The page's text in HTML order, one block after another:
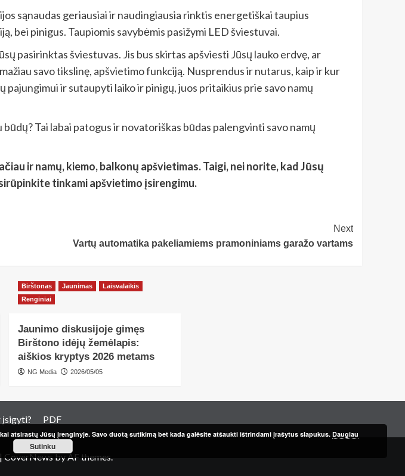
sąnaudas geriausiai ir naudingiausia rinktis energetiškai taupius
bei pinigus. Taupiomis savybėmis pasižymi LED šviestuvai.
pasirinktas šviestuvas. Jis bus skirtas apšviesti Jūsų lauko erdvę, ar
savo tikslinę, apšvietimo funkciją. Nusprendus ir nutarus, kaip ir kur
ir sutaupyti laiko ir pinigų, juos pritaikius prie savo namų
Tai labai patogus ir novatoriškas būdas palengvinti savo namų
ir namų, kiemo, balkonų apšvietimas. Taigi, nei norite, kad Jūsų
tinkami apšvietimo įsirengimu.
Next
Vartų automatika pakeliamiems pramoniniams garažo vartams
Birštonas Jaunimas
Laisvalaikis
Renginiai
Jaunimo diskusijoje gimęs
Birštono idėjų žemėlapis:
aiškios kryptys 2026 metams
NG Media 2026/05/05
įsigyti? PDF
| CoverNewsby AF themes.
atsirastų Jūsų įrenginyje. Savo duotą sutikimą bet kada galėsite atšaukti ištrindami įrašytus slapukus.Daugiau
Sutinku